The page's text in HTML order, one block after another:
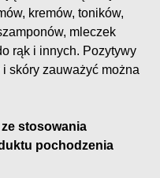
kremów, toników,
mleczek
rąk i innych. Pozytywy
i skóry zauważyć można
stosowania
pochodzenia